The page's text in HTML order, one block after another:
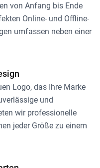
von Anfang bis Ende
Online- und Offline-
umfassen neben einer
Logo, das Ihre Marke
und
wir professionelle
jeder Größe zu einem